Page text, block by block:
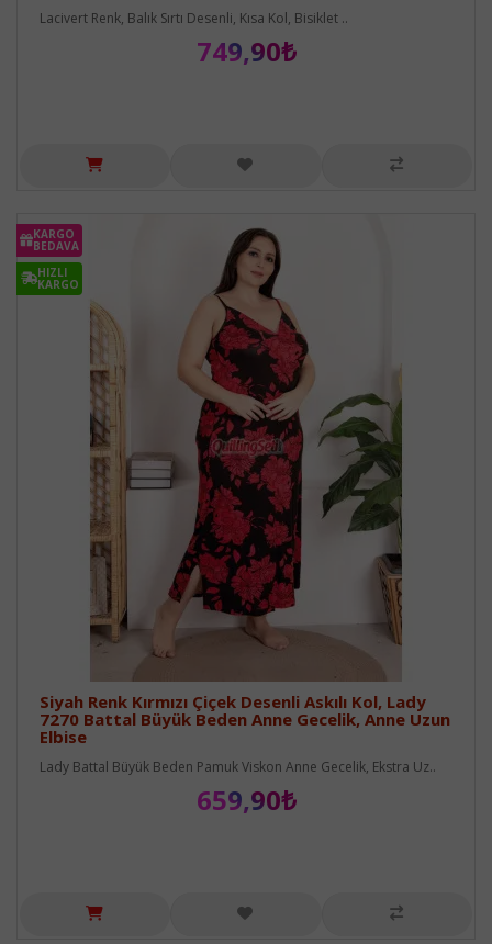
Lacivert Renk, Balık Sırtı Desenli, Kısa Kol, Bisiklet ..
749,90₺
KARGO
BEDAVA
HIZLI
KARGO
Siyah Renk Kırmızı Çiçek Desenli Askılı Kol, Lady
7270 Battal Büyük Beden Anne Gecelik, Anne Uzun
Elbise
Lady Battal Büyük Beden Pamuk Viskon Anne Gecelik, Ekstra Uz..
659,90₺